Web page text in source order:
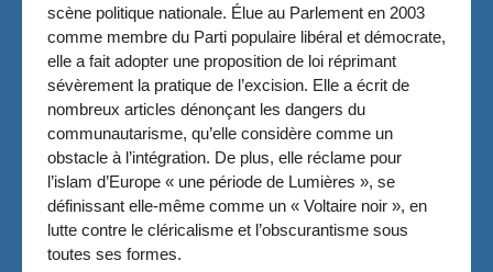
scène politique nationale. Élue au Parlement en 2003
comme membre du Parti populaire libéral et démocrate,
elle a fait adopter une proposition de loi réprimant
sévèrement la pratique de l’excision. Elle a écrit de
nombreux articles dénonçant les dangers du
communautarisme, qu’elle considère comme un
obstacle à l’intégration. De plus, elle réclame pour
l’islam d’Europe « une période de Lumières », se
définissant elle-même comme un « Voltaire noir », en
lutte contre le cléricalisme et l’obscurantisme sous
toutes ses formes.